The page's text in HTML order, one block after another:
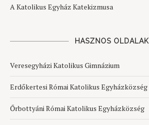
A Katolikus Egyház Katekizmusa
HASZNOS OLDALAK
Veresegyházi Katolikus Gimnázium
Erdőkertesi Római Katolikus Egyházközség
Őrbottyáni Római Katolikus Egyházközség